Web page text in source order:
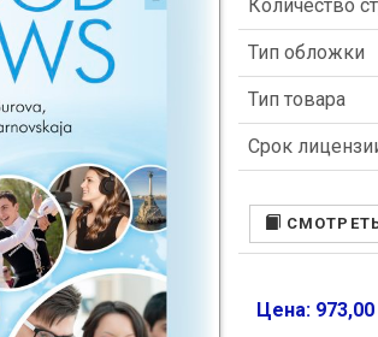
Количество
Тип обложки
Тип товара
Срок
Цена: 973,00